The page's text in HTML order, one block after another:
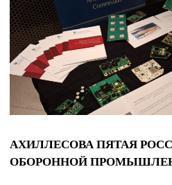
АХИЛЛЕСОВА ПЯТАЯ
ОБОРОННОЙ